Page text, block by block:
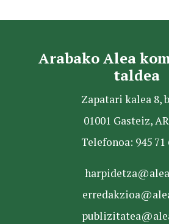
Arabako Alea
taldea
Zapatari kalea 8,
01001 Gasteiz,
Telefonoa: 945 71